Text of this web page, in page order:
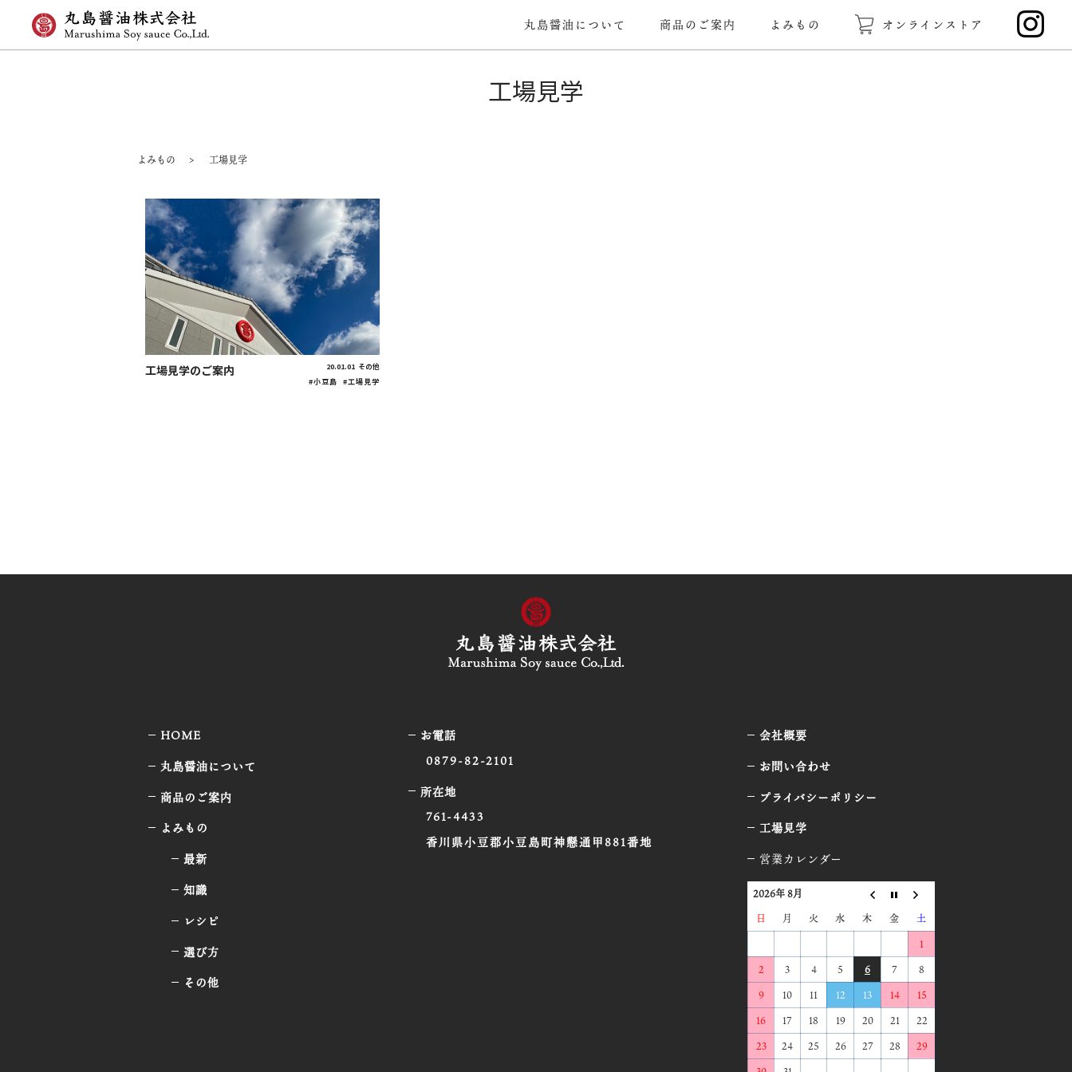
丸島醤油について 商品のご案内 よみもの オンラインストア
工場見学
よみもの 工場見学
工場見学のご案内 20.01.01 その他
#小豆島
#工場見学
HOME
丸島醤油について
商品のご案内
よみもの
最新
知識
レシピ
選び方
その他
お電話
0879-82-2101
所在地
761-4433
香川県小豆郡小豆島町神懸通甲881番地
会社概要
お問い合わせ
プライバシーポリシー
工場見学
営業カレンダー
2026年 8月
日
月 火 水 木 金
土
1
2
3 4 5 6 7
8
9
10 11 12 13 14
15
16
17 18 19 20 21
22
23
24 25 26 27 28
29